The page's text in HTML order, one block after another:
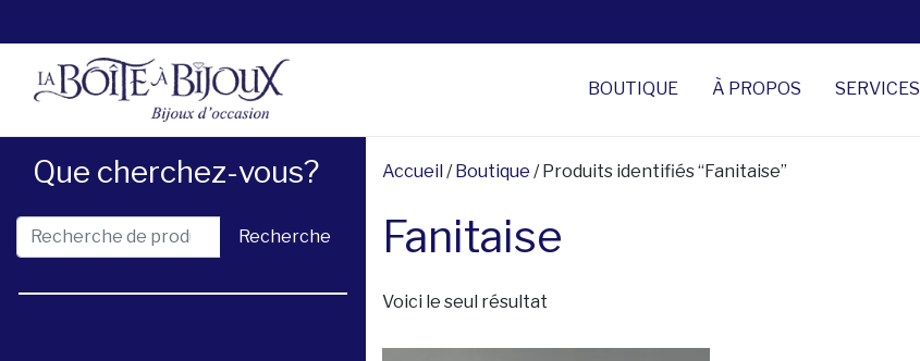
BOUTIQUE À PROPOS SERVICES
Que cherchez-vous?
Recherche pour : Recherche
Accueil /Boutique / Produits identifiés “Fanitaise”
Fanitaise
Voici le seul résultat